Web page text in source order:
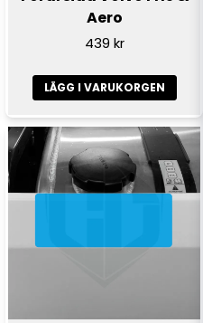
Aero
439 kr
LÄGG I VARUKORGEN